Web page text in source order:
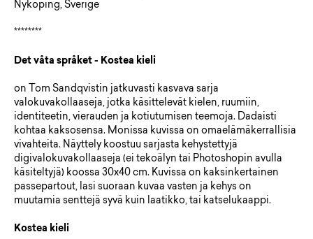
Nyköping, Sverige
********
Det våta språket - Kostea kieli
on Tom Sandqvistin jatkuvasti kasvava sarja
valokuvakollaaseja, jotka käsittelevät kielen, ruumiin,
identiteetin, vierauden ja kotiutumisen teemoja. Dadaisti
kohtaa kaksosensa. Monissa kuvissa on omaelämäkerrallisia
vivahteita. Näyttely koostuu sarjasta kehystettyjä
digivalokuvakollaaseja (ei tekoälyn tai Photoshopin avulla
käsiteltyjä) koossa 30x40 cm. Kuvissa on kaksinkertainen
passepartout, lasi suoraan kuvaa vasten ja kehys on
muutamia senttejä syvä kuin laatikko, tai katselukaappi.
Kostea kieli